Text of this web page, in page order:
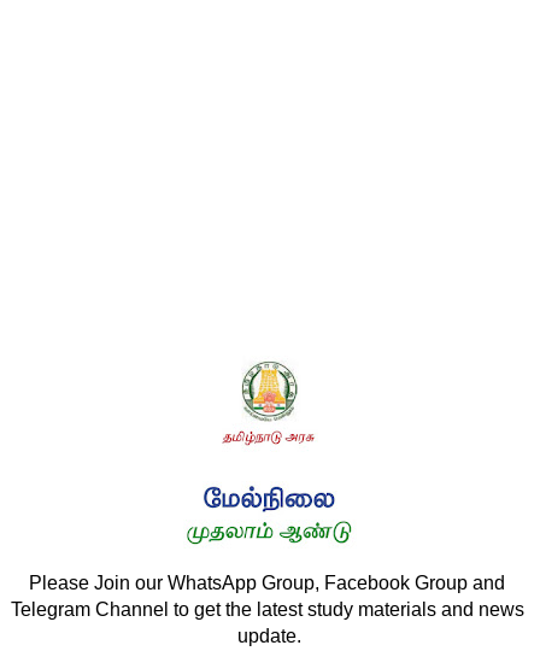
Please Join our WhatsApp Group, Facebook Group and
Telegram Channel to get the latest study materials and news
update.